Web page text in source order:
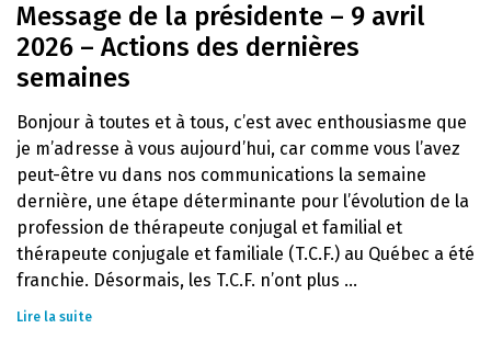
Message de la présidente – 9 avril
2026 – Actions des dernières
semaines
Bonjour à toutes et à tous, c’est avec enthousiasme que
je m’adresse à vous aujourd’hui, car comme vous l’avez
peut-être vu dans nos communications la semaine
dernière, une étape déterminante pour l’évolution de la
profession de thérapeute conjugal et familial et
thérapeute conjugale et familiale (T.C.F.) au Québec a été
franchie. Désormais, les T.C.F. n’ont plus ...
Lire la suite